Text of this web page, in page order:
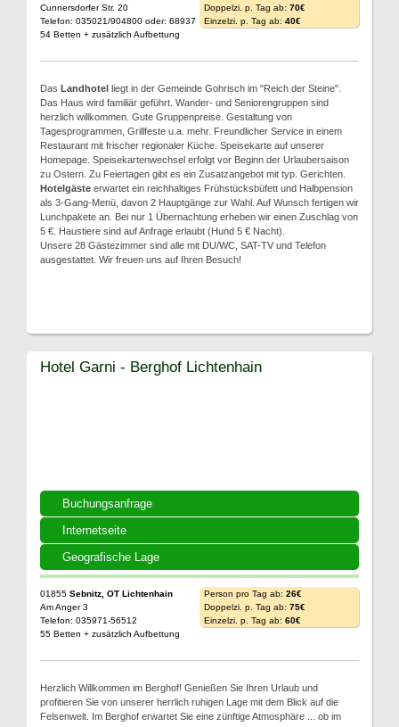
Cunnersdorfer Str. 20
Telefon: 035021/904800 oder: 68937
54 Betten + zusätzlich Aufbettung
Doppelzi. p. Tag ab: 70€
Einzelzi. p. Tag ab: 40€
Das Landhotel liegt in der Gemeinde Gohrisch im "Reich der Steine".
Das Haus wird familiär geführt. Wander- und Seniorengruppen sind
herzlich willkommen. Gute Gruppenpreise. Gestaltung von
Tagesprogrammen, Grillfeste u.a. mehr. Freundlicher Service in einem
Restaurant mit frischer regionaler Küche. Speisekarte auf unserer
Homepage. Speisekartenwechsel erfolgt vor Beginn der Urlaubersaison
zu Ostern. Zu Feiertagen gibt es ein Zusatzangebot mit typ. Gerichten.
Hotelgäste erwartet ein reichhaltiges Frühstücksbüfett und Halbpension
als 3-Gang-Menü, davon 2 Hauptgänge zur Wahl. Auf Wunsch fertigen wir
Lunchpakete an. Bei nur 1 Übernachtung erheben wir einen Zuschlag von
5 €. Haustiere sind auf Anfrage erlaubt (Hund 5 € Nacht).
Unsere 28 Gästezimmer sind alle mit DU/WC, SAT-TV und Telefon
ausgestattet. Wir freuen uns auf Ihren Besuch!
Buchungsanfrage
Internetseite
Geografische Lage
Hotel Garni - Berghof Lichtenhain
01855 Sebnitz, OT Lichtenhain
Am Anger 3
Telefon: 035971-56512
55 Betten + zusätzlich Aufbettung
Person pro Tag ab: 26€
Doppelzi. p. Tag ab: 75€
Einzelzi. p. Tag ab: 60€
Herzlich Willkommen im Berghof! Genießen Sie Ihren Urlaub und
profitieren Sie von unserer herrlich ruhigen Lage mit dem Blick auf die
Felsenwelt. Im Berghof erwartet Sie eine zünftige Atmosphäre ... ob im